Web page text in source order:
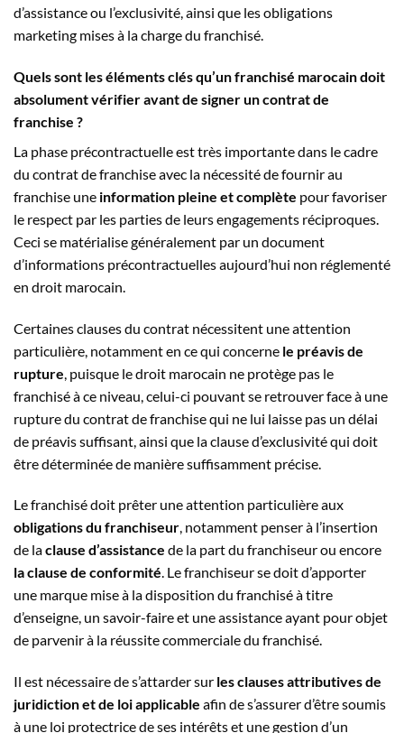
d’assistance ou l’exclusivité, ainsi que les obligations
marketing mises à la charge du franchisé.
Quels sont les éléments clés qu’un franchisé marocain doit
absolument vérifier avant de signer un contrat de
franchise ?
La phase précontractuelle est très importante dans le cadre
du contrat de franchise avec la nécessité de fournir au
franchise une information pleine et complète pour favoriser
le respect par les parties de leurs engagements réciproques.
Ceci se matérialise généralement par un document
d’informations précontractuelles aujourd’hui non réglementé
en droit marocain.
Certaines clauses du contrat nécessitent une attention
particulière, notamment en ce qui concerne le préavis de
rupture , puisque le droit marocain ne protège pas le
franchisé à ce niveau, celui-ci pouvant se retrouver face à une
rupture du contrat de franchise qui ne lui laisse pas un délai
de préavis suffisant, ainsi que la clause d’exclusivité qui doit
être déterminée de manière suffisamment précise.
Le franchisé doit prêter une attention particulière aux
obligations du franchiseur, notamment penser à l’insertion
de laclause d’assistance de la part du franchiseur ou encore
la clause de conformité. Le franchiseur se doit d’apporter
une marque mise à la disposition du franchisé à titre
d’enseigne, un savoir-faire et une assistance ayant pour objet
de parvenir à la réussite commerciale du franchisé.
Il est nécessaire de s’attarder sur les clauses attributives de
juridiction et de loi applicable afin de s’assurer d’être soumis
à une loi protectrice de ses intérêts et une gestion d’un